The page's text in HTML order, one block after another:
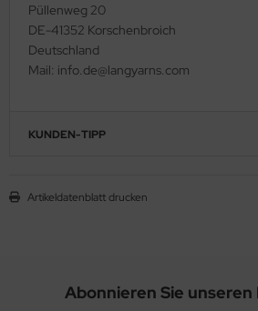
Püllenweg 20
DE-41352 Korschenbroich
Deutschland
Mail: info.de@langyarns.com
KUNDEN-TIPP
Artikeldatenblatt drucken
Abonnieren Sie